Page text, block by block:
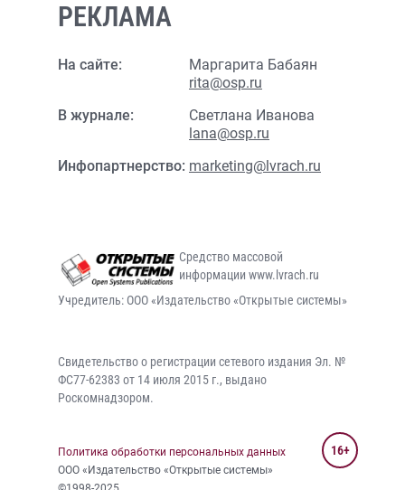
РЕКЛАМА
На сайте:
Маргарита Бабаян
rita@osp.ru
В журнале:
Светлана Иванова
lana@osp.ru
Инфопартнерство: marketing@lvrach.ru
Средство массовой
информации www.lvrach.ru
Учредитель: ООО «Издательство «Открытые системы»
Свидетельство о регистрации сетевого издания Эл. №
ФС77-62383 от 14 июля 2015 г., выдано
Роскомнадзором.
Политика обработки персональных данных
ООО «Издательство «Открытые системы»
16+